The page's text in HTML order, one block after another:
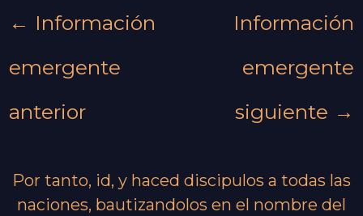
← Información
emergente
anterior
Información
emergente
siguiente →
Por tanto, id, y haced discipulos a todas las
naciones, bautizandolos en el nombre del